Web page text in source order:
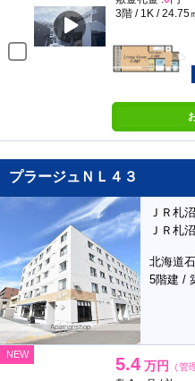
3階 / 1K / 24.75
プラージュＮＬ４３
ＪＲ札
ＪＲ札
北海道
5階建 /
NEW 5.4 万円 （管